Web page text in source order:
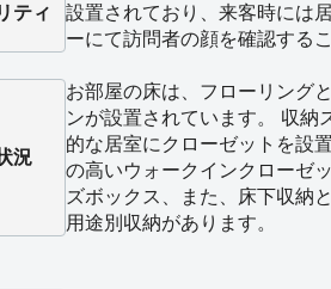
ティ
設置されており、来客時には
ーにて訪問者の顔を確認する
況
お部屋の床は、フローリング
ンが設置されています。 収納
的な居室にクローゼットを設
の高いウォークインクローゼ
ズボックス、また、床下収納
用途別収納があります。